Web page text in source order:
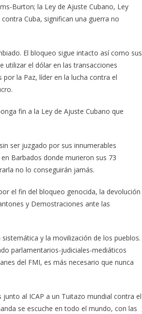
Burton; la Ley de Ajuste Cubano, Ley
Cuba, significan una guerra no
El bloqueo sigue intacto así como sus
utilizar el dólar en las transacciones
la Paz, líder en la lucha contra el
fin a la Ley de Ajuste Cubano que
ser juzgado por sus innumerables
Barbados donde murieron sus 73
no lo conseguirán jamás.
el fin del bloqueo genocida, la devolución
y Demostraciones ante las
y la movilización de los pueblos.
parlamentarios-judiciales-mediáticos
del FMI, es más necesario que nunca
al ICAP a un Tuitazo mundial contra el
se escuche en todo el mundo, con las